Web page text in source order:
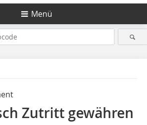
Menü
Zutritt gewähren